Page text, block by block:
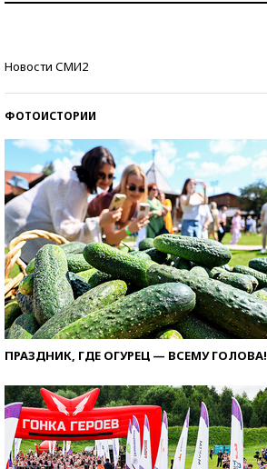
Новости СМИ2
ФОТОИСТОРИИ
ПРАЗДНИК, ГДЕ ОГУРЕЦ — ВСЕМУ ГОЛОВА!